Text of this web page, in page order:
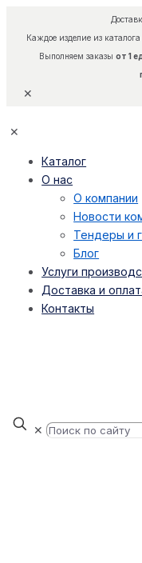
Каждое изделие из
Выполняем заказы от 1
✕
✕
Каталог
О нас
О компании
Новости
Тендеры и
Блог
Услуги
Доставка и
Контакты
✕